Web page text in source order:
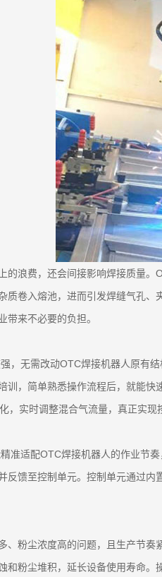
的浪费，还会间接影响焊接质量
质卷入熔池，进而引发焊缝气孔
带来不必要的负担。
，无需改动OTC焊接机器人原有
训，简单熟悉操作流程后，就能
，实时调整混合气流量，真正实现
准适配OTC焊接机器人的作业节
反馈至控制单元。控制单元通过
、粉尘浓度高的问题，且生产节
和粉尘堆积，延长设备使用寿命